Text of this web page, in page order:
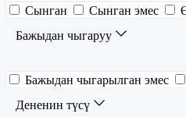
Сынган Сынган эмес
Бажыдан чыгаруу
Бажыдан чыгарылган эмес
Дененин түсү